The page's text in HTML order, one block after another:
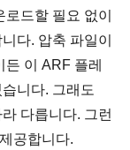
드할 필요 없이
다. 압축 파일이
이 ARF 플레
니다. 그래도
다릅니다. 그런
공합니다.